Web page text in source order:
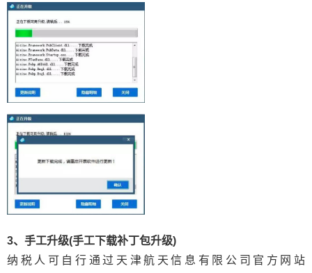
3、手工升级(手工下载补丁包升级)
纳税人可自行通过天津航天信息有限公司官方网站